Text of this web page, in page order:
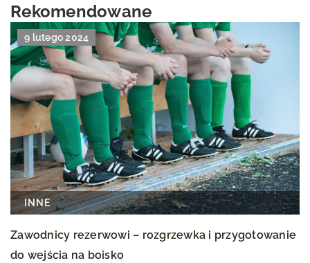
Rekomendowane
9 lutego 2024
INNE
Zawodnicy rezerwowi – rozgrzewka i przygotowanie
do wejścia na boisko